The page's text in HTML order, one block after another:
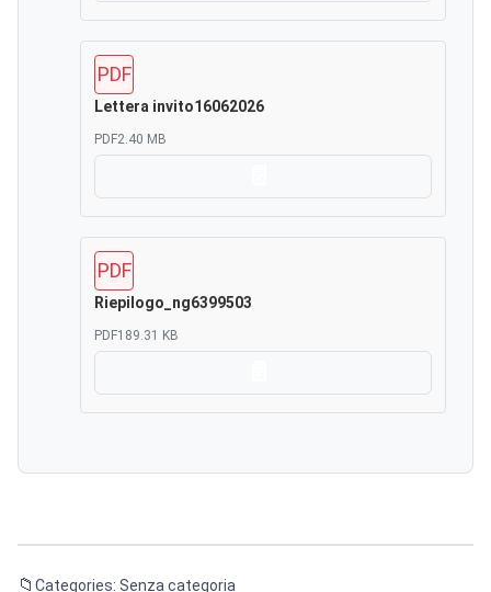
PDF
Lettera invito16062026
PDF2.40 MB
PDF
Riepilogo_ng6399503
PDF189.31 KB
Categories: Senza categoria